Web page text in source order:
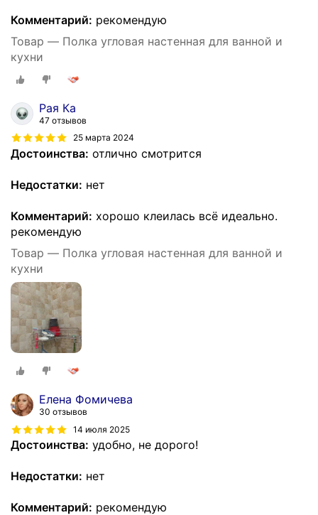
Комментарий: рекомендую
Товар — Полка угловая настенная для ванной и
кухни
Рая Ка
47 отзывов
25 марта 2024
Достоинства: отлично смотрится
Недостатки: нет
Комментарий: хорошо клеилась всё идеально.
рекомендую
Товар — Полка угловая настенная для ванной и
кухни
Елена Фомичева
30 отзывов
14 июля 2025
Достоинства: удобно, не дорого!
Недостатки: нет
Комментарий: рекомендую